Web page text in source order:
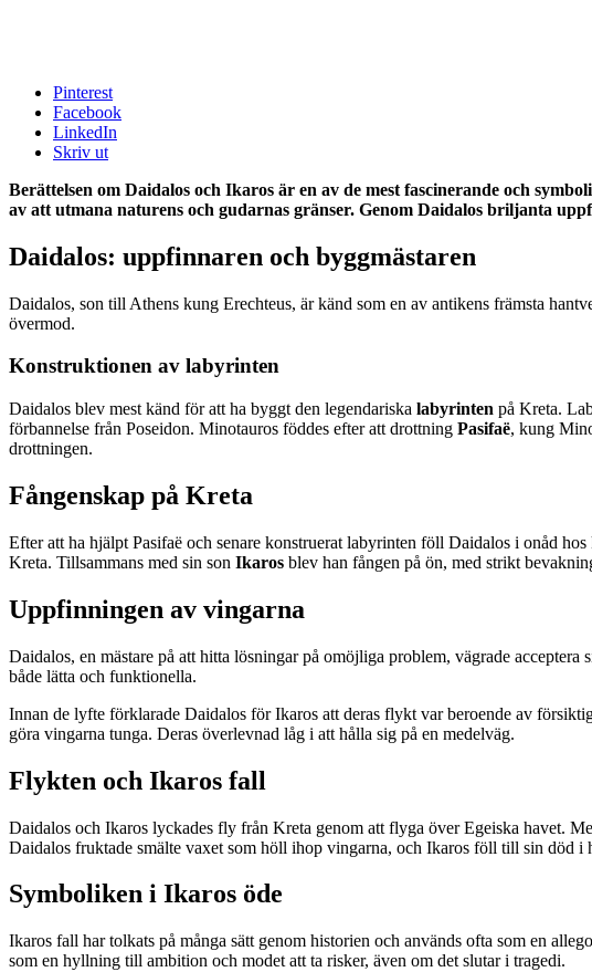
Pinterest
Facebook
LinkedIn
Skriv ut
Berättelsen om Daidalos och Ikaros är en av de mest fascinerande och
av att utmana naturens och gudarnas gränser. Genom Daidalos briljanta
Daidalos: uppfinnaren och byggmästaren
Daidalos, son till Athens kung Erechteus, är känd som en av antikens främsta
övermod.
Konstruktionen av labyrinten
Daidalos blev mest känd för att ha byggt den legendariska labyrinten på Kreta.
förbannelse från Poseidon. Minotauros föddes efter att drottning Pasifaë, kung
drottningen.
Fångenskap på Kreta
Efter att ha hjälpt Pasifaë och senare konstruerat labyrinten föll Daidalos i onåd
Kreta. Tillsammans med sin son Ikaros blev han fången på ön, med strikt
Uppfinningen av vingarna
Daidalos, en mästare på att hitta lösningar på omöjliga problem, vägrade
både lätta och funktionella.
Innan de lyfte förklarade Daidalos för Ikaros att deras flykt var beroende av
göra vingarna tunga. Deras överlevnad låg i att hålla sig på en medelväg.
Flykten och Ikaros fall
Daidalos och Ikaros lyckades fly från Kreta genom att flyga över Egeiska havet.
Daidalos fruktade smälte vaxet som höll ihop vingarna, och Ikaros föll till sin död i
Symboliken i Ikaros öde
Ikaros fall har tolkats på många sätt genom historien och används ofta som en
som en hyllning till ambition och modet att ta risker, även om det slutar i tragedi.